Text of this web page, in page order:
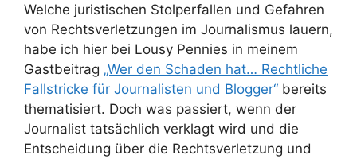
Welche juristischen Stolperfallen und Gefahren
von Rechtsverletzungen im Journalismus lauern,
habe ich hier bei Lousy Pennies in meinem
Gastbeitrag „Wer den Schaden hat… Rechtliche
Fallstricke für Journalisten und Blogger“ bereits
thematisiert. Doch was passiert, wenn der
Journalist tatsächlich verklagt wird und die
Entscheidung über die Rechtsverletzung und